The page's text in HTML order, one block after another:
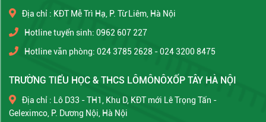
Địa chỉ : KĐT Mễ Trì Hạ, P. Từ Liêm, Hà Nội
Hotline tuyển sinh: 0962 607 227
Hotline văn phòng: 024 3785 2628 - 024 3200 8475
TRƯỜNG TIỂU HỌC & THCS LÔMÔNÔXỐP TÂY HÀ NỘI
Địa chỉ : Lô D33 - TH1, Khu D, KĐT mới Lê Trọng Tấn -
Geleximco, P. Dương Nội, Hà Nội